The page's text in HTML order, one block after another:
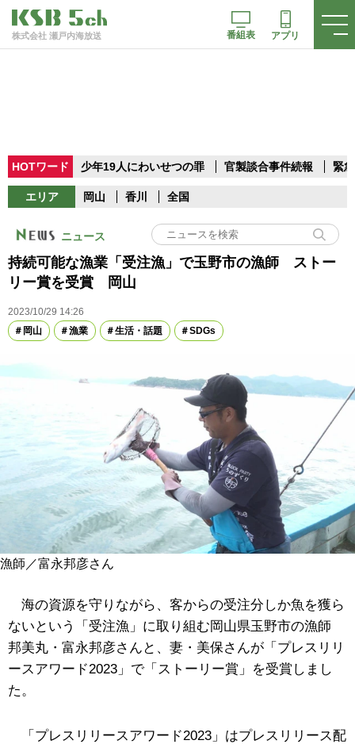
株式会社 瀬戸内海放送 番組表 アプリ
HOTワード 少年19人にわいせつの罪 官製談合事件続報 緊
エリア 岡山 香川 全国
ニュース
持続可能な漁業「受注漁」で玉野市の漁師 ストー
リー賞を受賞 岡山
2023/10/29 14:26
岡山
漁業 生活・話題 SDGs
漁師／富永邦彦さん
海の資源を守りながら、客からの受注分しか魚を獲ら
ないという「受注漁」に取り組む岡山県玉野市の漁師
邦美丸・富永邦彦さんと、妻・美保さんが「プレスリリ
ースアワード2023」で「ストーリー賞」を受賞しまし
た。
「プレスリリースアワード2023」はプレスリリース配